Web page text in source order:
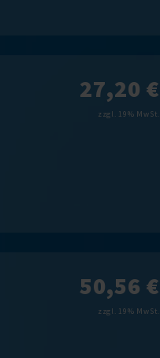
27,20 €
zzgl. 19% MwSt.
50,56 €
zzgl. 19% MwSt.